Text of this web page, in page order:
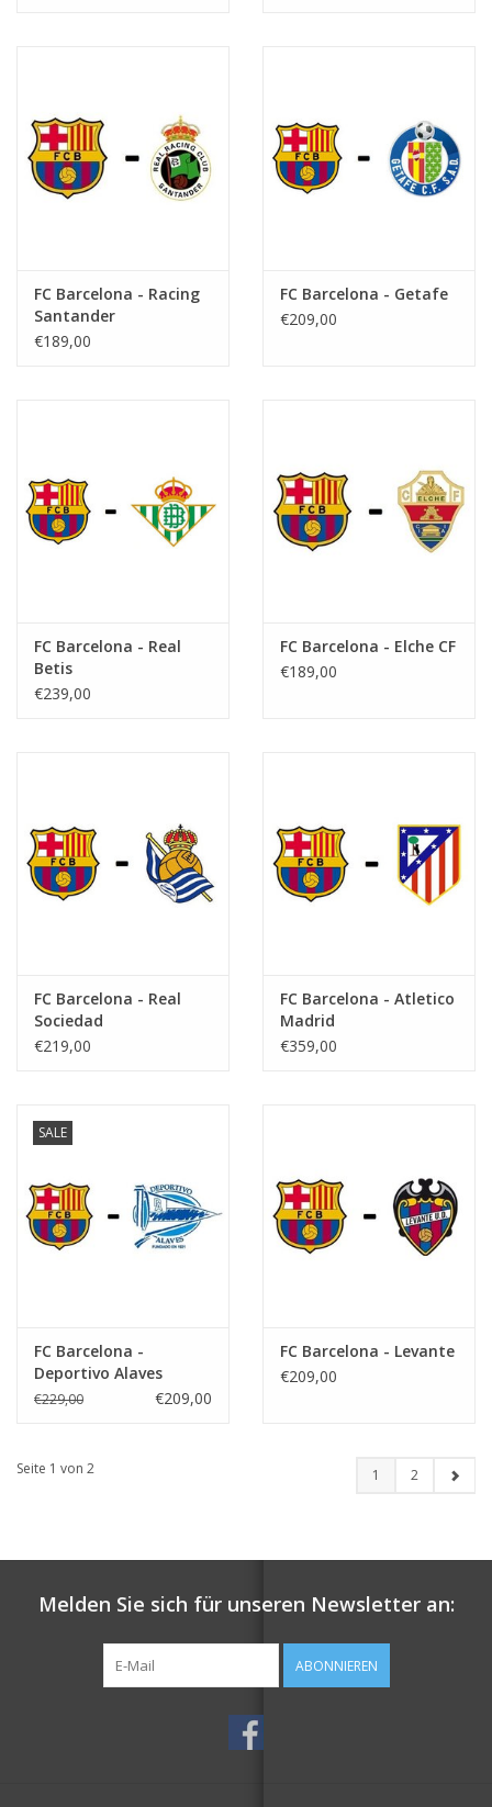
FC Barcelona - Racing
Santander
€189,00
FC Barcelona - Getafe
€209,00
FC Barcelona - Real
Betis
€239,00
FC Barcelona - Elche CF
€189,00
FC Barcelona - Real
Sociedad
€219,00
FC Barcelona - Atletico
Madrid
€359,00
SALE
FC Barcelona -
Deportivo Alaves
€229,00 €209,00
FC Barcelona - Levante
€209,00
Seite 1 von 2 1 2
Melden Sie sich für unseren Newsletter an:
ABONNIEREN